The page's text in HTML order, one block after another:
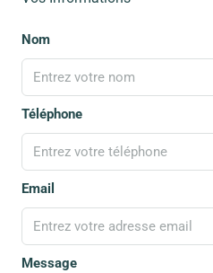
Nom
Téléphone
Email
Message